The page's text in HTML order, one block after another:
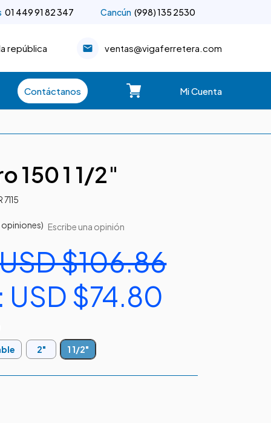
01 449 91 82 347 Cancún (998) 135 2530
república ventas@vigaferretera.com
Contáctanos Mi Cuenta
150 1 1/2"
7115
opiniones) Escribe una opinión
$106.86
USD $74.80
2" 1 1/2"